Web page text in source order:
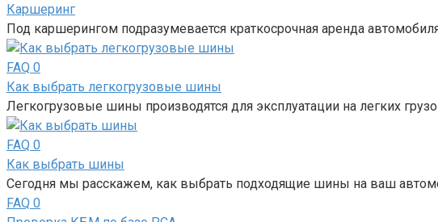
Каршеринг
Под каршерингом подразумевается краткосрочная аренда
FAQ 0
Как выбрать легкогрузовые шины
Легкогрузовые шины производятся для эксплуатации на легких
FAQ 0
Как выбрать шины
Сегодня мы расскажем, как выбрать подходящие шины на ваш
FAQ 0